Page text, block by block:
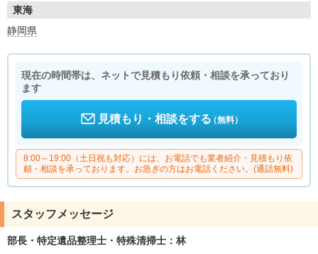
東海
静岡県
現在の時間帯は、ネットで見積もり依頼・相談を承っており
ます
見積もり・相談をする（無料）
8:00～19:00（土日祝も対応）には、お電話でも業者紹介・見積もり依
頼・相談を承っております。お急ぎの方はお電話ください。(通話無料)
スタッフメッセージ
部長・特定遺品整理士・特殊清掃士：林